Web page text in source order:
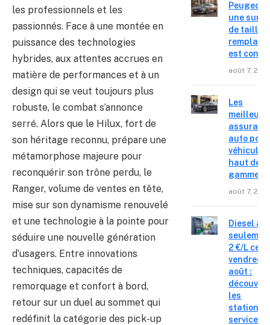
les professionnels et les
passionnés. Face à une montée en
puissance des technologies
hybrides, aux attentes accrues en
matière de performances et à un
design qui se veut toujours plus
robuste, le combat s’annonce
serré. Alors que le Hilux, fort de
son héritage reconnu, prépare une
métamorphose majeure pour
reconquérir son trône perdu, le
Ranger, volume de ventes en tête,
mise sur son dynamisme renouvelé
et une technologie à la pointe pour
séduire une nouvelle génération
d’usagers. Entre innovations
techniques, capacités de
remorquage et confort à bord,
retour sur un duel au sommet qui
redéfinit la catégorie des pick-up
Peugeot
une
de taille,
est
août 7,
Les
auto pour
véhicules
haut de
gamme
août 7,
Diesel à
2 €/L ce
vendredi
août :
les
stations-
service où